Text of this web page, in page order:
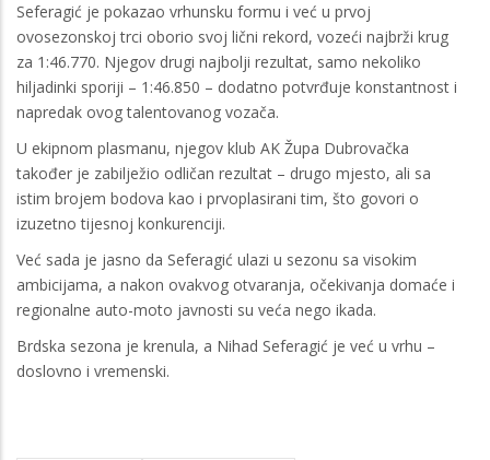
Seferagić je pokazao vrhunsku formu i već u prvoj
ovosezonskoj trci oborio svoj lični rekord, vozeći najbrži krug
za 1:46.770. Njegov drugi najbolji rezultat, samo nekoliko
hiljadinki sporiji – 1:46.850 – dodatno potvrđuje konstantnost i
napredak ovog talentovanog vozača.
U ekipnom plasmanu, njegov klub AK Župa Dubrovačka
također je zabilježio odličan rezultat – drugo mjesto, ali sa
istim brojem bodova kao i prvoplasirani tim, što govori o
izuzetno tijesnoj konkurenciji.
Već sada je jasno da Seferagić ulazi u sezonu sa visokim
ambicijama, a nakon ovakvog otvaranja, očekivanja domaće i
regionalne auto-moto javnosti su veća nego ikada.
Brdska sezona je krenula, a Nihad Seferagić je već u vrhu –
doslovno i vremenski.